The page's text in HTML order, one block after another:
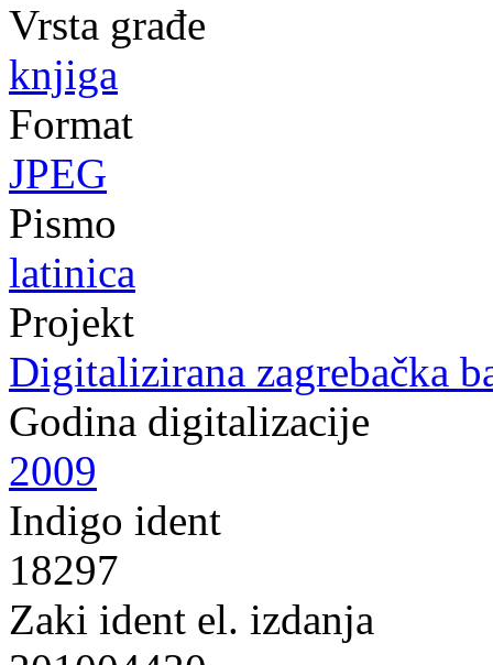
Vrsta građe
knjiga
Format
JPEG
Pismo
latinica
Projekt
Digitalizirana zagrebačka
Godina digitalizacije
2009
Indigo ident
18297
Zaki ident el. izdanja